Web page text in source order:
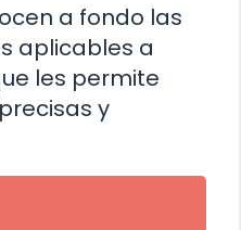
a fondo las
aplicables a
les permite
y